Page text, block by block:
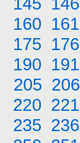
160 161
175 176
190 191
205 206
220 221
235 236